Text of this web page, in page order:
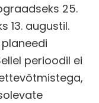
25.
13. augustil.
perioodil ei